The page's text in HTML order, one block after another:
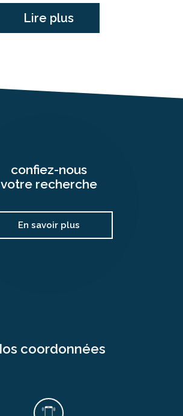
Lire plus
confiez-nous
votre recherche
En savoir plus
nos coordonnées